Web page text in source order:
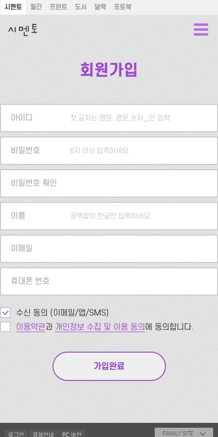
시멘토 월간 프린트 도서 달력 포토북
회원가입
아이디 첫 글자는 영문. 영문,숫자,_만 입력.
비밀번호 6자 이상 입력하세요.
비밀번호 확인
이름 공백없이 한글만 입력하세요.
이메일
휴대폰 번호
수신 동의 (이메일/앱/SMS)
이용약관과 개인정보 수집 및 이용 동의에 동의합니다.
로그인 결제안내 PC 버전 FAMILY SITE